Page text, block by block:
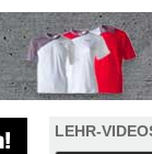
LEHR-